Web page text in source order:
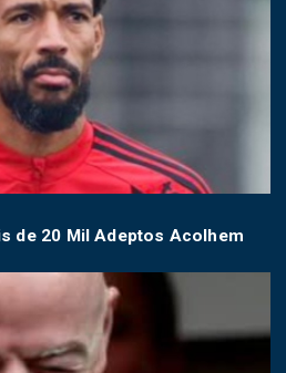
de 20 Mil Adeptos Acolhem